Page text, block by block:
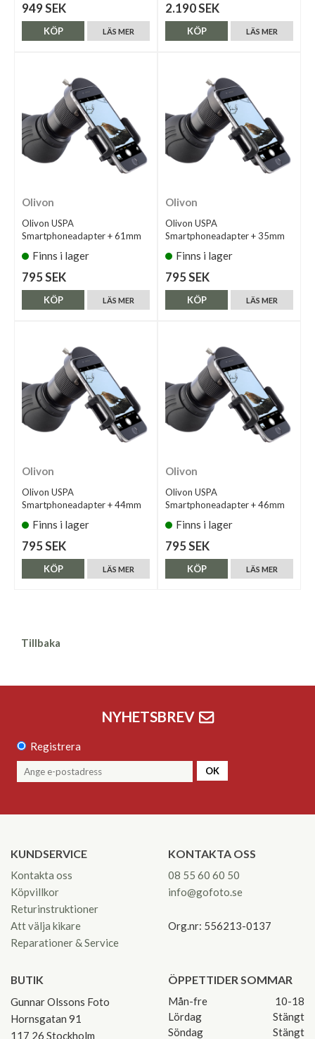
949 SEK
LÄS MER
KÖP
2.190 SEK
LÄS MER
KÖP
Olivon
Olivon USPA
Smartphoneadapter + 61mm
Finns i lager
795 SEK
LÄS MER
KÖP
Olivon
Olivon USPA
Smartphoneadapter + 35mm
Finns i lager
795 SEK
LÄS MER
KÖP
Olivon
Olivon USPA
Smartphoneadapter + 44mm
Finns i lager
795 SEK
LÄS MER
KÖP
Olivon
Olivon USPA
Smartphoneadapter + 46mm
Finns i lager
795 SEK
LÄS MER
KÖP
Tillbaka
NYHETSBREV
Registrera
OK
KUNDSERVICE
Kontakta oss
Köpvillkor
Returinstruktioner
Att välja kikare
Reparationer & Service
KONTAKTA OSS
08 55 60 60 50
info@gofoto.se
Org.nr: 556213-0137
BUTIK
Gunnar Olssons Foto
Hornsgatan 91
117 26 Stockholm
ÖPPETTIDER SOMMAR
Mån-fre
10-18
Lördag
Stängt
Söndag
Stängt